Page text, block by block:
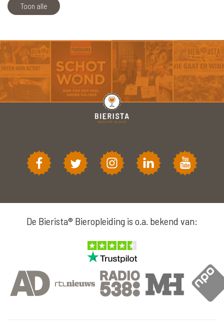
Toon alle
De Bierista® Bieropleiding is o.a. bekend van: